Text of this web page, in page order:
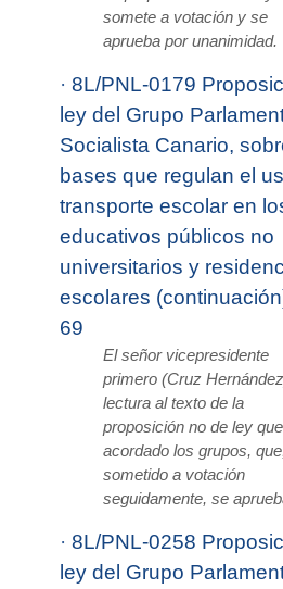
somete a votación y se
aprueba por unanimidad.
· 8L/PNL-0179
ley del Grupo
Socialista Canario,
bases que regulan el
transporte escolar en
educativos públicos no
universitarios y
escolares
69
El señor vicepresidente
primero (Cruz
lectura al texto de la
proposición no de ley
acordado los grupos,
sometido a votación
seguidamente, se
· 8L/PNL-0258
ley del Grupo